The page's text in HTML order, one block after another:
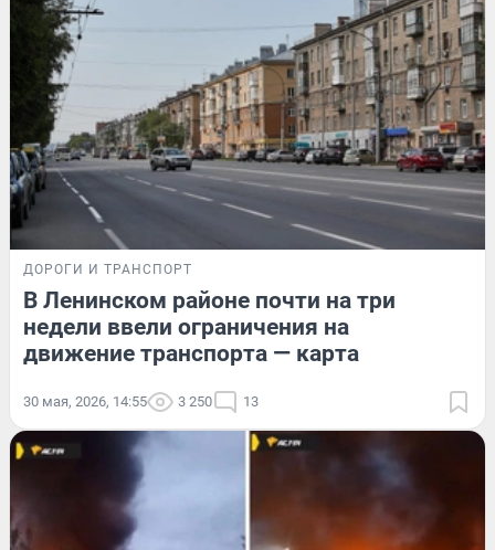
ДОРОГИ И ТРАНСПОРТ
В Ленинском районе почти на три
недели ввели ограничения на
движение транспорта — карта
30 мая, 2026, 14:55 3 250 13